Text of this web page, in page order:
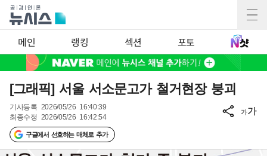
메인 랭킹 섹션 포토
[그래픽] 서울 서소문고가 철거현장 붕괴
기사등록 2026/05/26 16:40:39
최종수정 2026/05/26 16:42:54
구글에서 선호하는 매체로 추가
가가